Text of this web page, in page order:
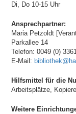
Di, Do 10-15 Uhr
Ansprechpartner:
Maria Petzoldt
Parkallee 14
Telefon: 0049 (0)
E-Mail:
Hilfsmittel für die
Arbeitsplätze,
Weitere